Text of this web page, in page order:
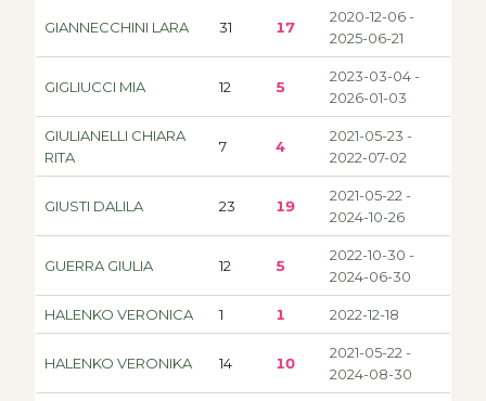
GIANNECCHINI LARA 31 17
2020-12-06 -
2025-06-21
GIGLIUCCI MIA 12 5
2023-03-04 -
2026-01-03
GIULIANELLI CHIARA
RITA
7 4
2021-05-23 -
2022-07-02
GIUSTI DALILA 23 19
2021-05-22 -
2024-10-26
GUERRA GIULIA 12 5
2022-10-30 -
2024-06-30
HALENKO VERONICA 1 1 2022-12-18
HALENKO VERONIKA 14 10
2021-05-22 -
2024-08-30